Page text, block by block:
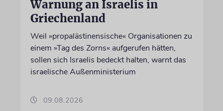
Warnung an Israelis in
Griechenland
Weil »propalästinensische« Organisationen zu
einem »Tag des Zorns« aufgerufen hätten,
sollen sich Israelis bedeckt halten, warnt das
israelische Außenministerium
09.08.2026